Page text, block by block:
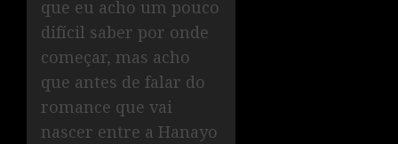
que eu acho um pouco
difícil saber por onde
começar, mas acho
que antes de falar do
romance que vai
nascer entre a Hanayo